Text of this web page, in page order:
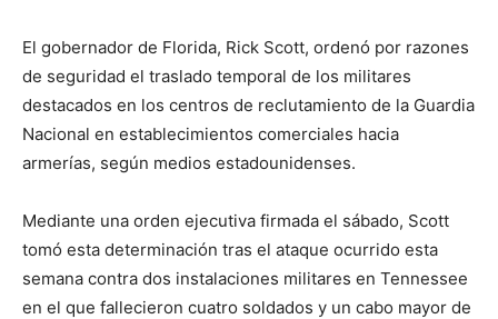
El gobernador de Florida, Rick Scott, ordenó por razones
de seguridad el traslado temporal de los militares
destacados en los centros de reclutamiento de la Guardia
Nacional en establecimientos comerciales hacia
armerías, según medios estadounidenses.
Mediante una orden ejecutiva firmada el sábado, Scott
tomó esta determinación tras el ataque ocurrido esta
semana contra dos instalaciones militares en Tennessee
en el que fallecieron cuatro soldados y un cabo mayor de